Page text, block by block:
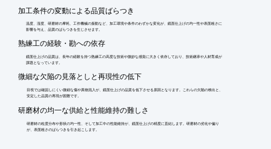
※詳しくはカタログをご覧頂くか、お気軽にお問い合わせ下さ
い。
加工条件の変動による品質ばらつき
温度、湿度、研磨材の摩耗、工作機械の振動など、加工環境や条件のわずかな変化が、鏡面仕上げの均一性や表面粗さに
影響を与え、品質のばらつきを生じさせます。
熟練工の経験・勘への依存
鏡面仕上げの品質は、長年の経験を持つ熟練工の高度な技術や微妙な感覚に大きく依存しており、技術継承や人材育成が
課題となっています。
微細な欠陥の見落としと再現性の低下
目視では確認しにくい微細な傷や異物混入が、鏡面仕上げの品質を低下させる原因となります。これらの欠陥の検出と、
安定した品質の再現が困難です。
研磨材の均一な供給と性能維持の難しさ
研磨材の粒度分布や形状の均一性、そして加工中の性能維持が、鏡面仕上げの精度に直結します。研磨材の劣化や偏り
が、表面粗さのばらつきを引き起こします。